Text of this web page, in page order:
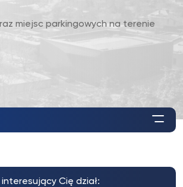
miejsc parkingowych na terenie
Cię dział: